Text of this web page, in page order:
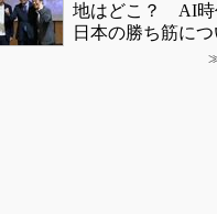
地はどこ？ AI時
日本の勝ち筋につ